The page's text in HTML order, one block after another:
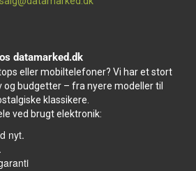
datamarked.dk
eller mobiltelefoner? Vi har et stort
og budgetter – fra nyere modeller til
klassikere.
ved brugt elektronik:
nyt.